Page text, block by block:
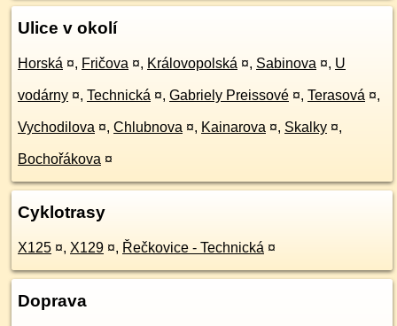
Ulice v okolí
Horská ¤, Fričova ¤, Královopolská ¤, Sabinova ¤, U
vodárny ¤, Technická ¤, Gabriely Preissové ¤, Terasová ¤,
Vychodilova ¤, Chlubnova ¤, Kainarova ¤, Skalky ¤,
Bochořákova ¤
Cyklotrasy
X125 ¤, X129 ¤, Řečkovice - Technická ¤
Doprava